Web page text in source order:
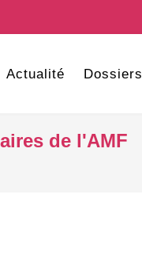
Actualité Dossiers
de l'AMF